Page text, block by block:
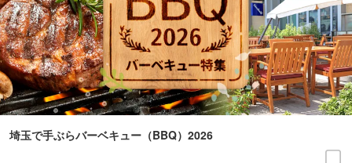
埼玉で手ぶらバーベキュー（BBQ）2026